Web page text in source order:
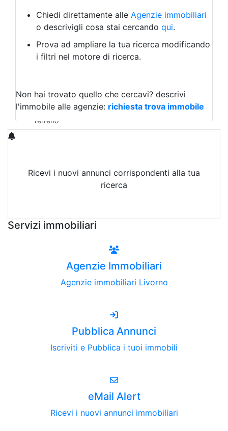
Albergo
Laboratorio Artigianale
Negozio/locale commerciale
Agriturismo
Magazzini
Qualsiasi
Terreno edificabile
Terreno
Chiedi direttamente alle Agenzie immobiliari
o descrivigli cosa stai cercando qui.
Prova ad ampliare la tua ricerca modificando
i filtri nel motore di ricerca.
Non hai trovato quello che cercavi? descrivi
l'immobile alle agenzie: richiesta trova immobile
Ricevi i nuovi annunci corrispondenti alla tua
ricerca
Servizi immobiliari
Agenzie Immobiliari
Agenzie immobiliari Livorno
Pubblica Annunci
Iscriviti e Pubblica i tuoi immobili
eMail Alert
Ricevi i nuovi annunci immobiliari